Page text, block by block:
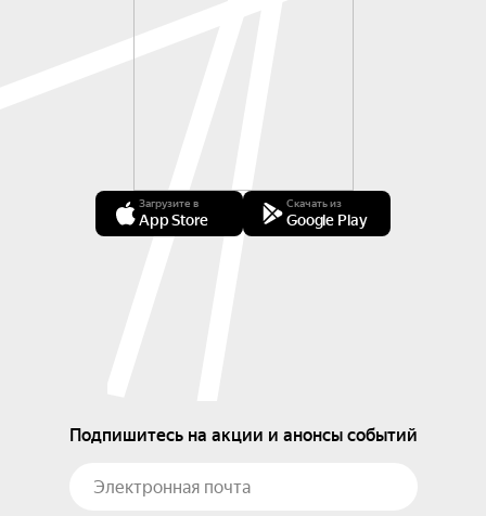
Загрузите в
App Store
Скачать из
Google Play
Подпишитесь на акции и анонсы событий